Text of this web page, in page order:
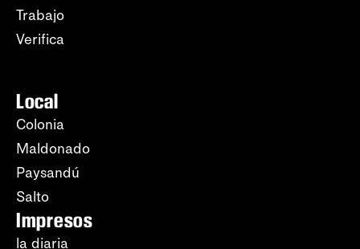
Trabajo
Verifica
Local
Colonia
Maldonado
Paysandú
Salto
Impresos
la diaria